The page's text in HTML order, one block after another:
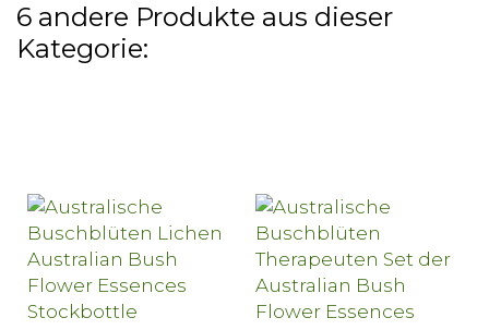
6 andere Produkte aus dieser
Kategorie: